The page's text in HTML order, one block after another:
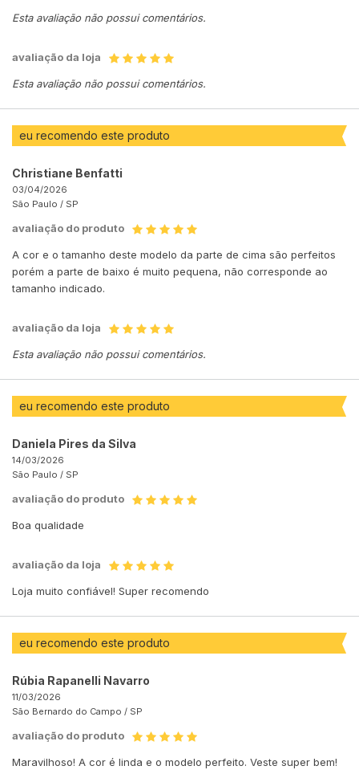
Esta avaliação não possui comentários.
avaliação da loja
Esta avaliação não possui comentários.
eu recomendo este produto
Christiane Benfatti
03/04/2026
São Paulo / SP
avaliação do produto
A cor e o tamanho deste modelo da parte de cima são perfeitos
porém a parte de baixo é muito pequena, não corresponde ao
tamanho indicado.
avaliação da loja
Esta avaliação não possui comentários.
eu recomendo este produto
Daniela Pires da Silva
14/03/2026
São Paulo / SP
avaliação do produto
Boa qualidade
avaliação da loja
Loja muito confiável! Super recomendo
eu recomendo este produto
Rúbia Rapanelli Navarro
11/03/2026
São Bernardo do Campo / SP
avaliação do produto
Maravilhoso! A cor é linda e o modelo perfeito. Veste super bem!